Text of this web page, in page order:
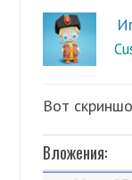
Вот
Вложения: